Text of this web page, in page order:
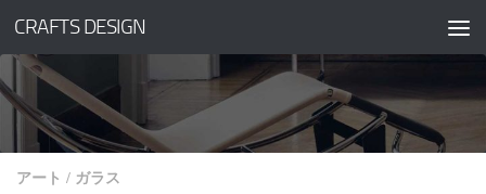
コンテンツへスキップ
CRAFTS DESIGN
アート / ガラス